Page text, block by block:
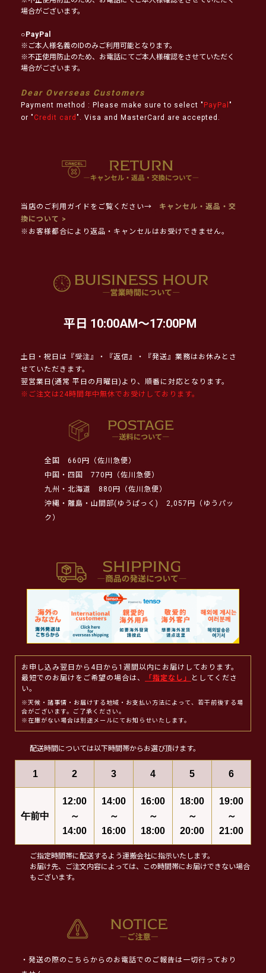
場合がございます。
○PayPal
※ご本人様名義のIDのみご利用可能となります。
※不正使用防止のため、お電話にてご本人様確認をさせていただく
場合がございます。
Dear Overseas Customers
Payment method : Please make sure to select " PayPal "
or " Credit card ". Visa and MasterCard are accepted.
当店のご利用ガイドをご覧ください→
キャンセル・返品・交
換について >
※お客様都合により返品・キャンセルはお受けできません。
平日 10:00AM～17:00PM
土日・祝日は『受注』・『返信』・『発送』業務はお休みとさ
せていただきます。
翌営業日(通常 平日の月曜日)より、順番に対応となります。
※ご注文は24時間年中無休でお受けしております。
全国
660円（佐川急便）
中国・四国
770円（佐川急便）
九州・北海道
880円（佐川急便）
沖縄・離島・山間部(ゆうぱっく)
2,057円（ゆうパッ
ク）
お申し込み翌日から4日から1週間以内にお届けしております。
最短でのお届けをご希望の場合は、
「指定なし」
としてくださ
い。
※天候・諸事情・お届けする地域・お支払い方法によって、若干前後する場
合がございます。ご了承ください。
※在庫がない場合は別途メールにてお知らせいたします。
配送時間については以下時間帯からお選び頂けます。
1 2 3 4 5 6
午前中
12:00
～
14:00
14:00
～
16:00
16:00
～
18:00
18:00
～
20:00
19:00
～
21:00
ご指定時間帯に配送するよう運搬会社に指示いたします。
お届け先、ご注文内容によっては、この時間帯にお届けできない場合
もございます。
・発送の際のこちらからのお電話でのご報告は一切行っており